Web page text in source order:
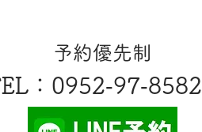
​予約優先制
​：0952‐97‐8582